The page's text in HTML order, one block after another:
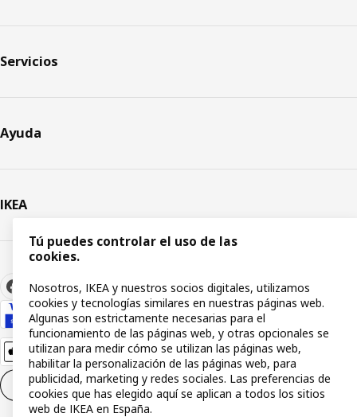
Servicios
Ayuda
IKEA
Configuración de cookies ES
Tú puedes controlar el uso de las
cookies.
Nosotros, IKEA y nuestros socios digitales, utilizamos
cookies y tecnologías similares en nuestras páginas web.
Algunas son estrictamente necesarias para el
funcionamiento de las páginas web, y otras opcionales se
utilizan para medir cómo se utilizan las páginas web,
habilitar la personalización de las páginas web, para
publicidad, marketing y redes sociales. Las preferencias de
cookies que has elegido aquí se aplican a todos los sitios
web de IKEA en España.